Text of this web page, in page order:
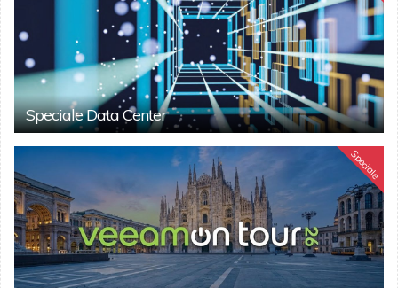
Speciale Data Center
Speciale